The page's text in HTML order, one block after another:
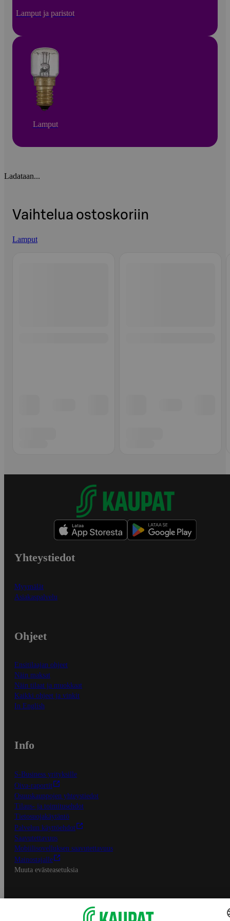
Lamput ja paristot
Lamput
Ladataan...
Vaihtelua ostoskoriin
Lamput
Yhteystiedot
Myymälät
Asiakaspalvelu
Ohjeet
Ensitilaajan ohjeet
Näin maksat
Näin tilaat ja muokkaat
Kaikki ohjeet ja vinkit
In English
Info
S-Business yrityksille
Oiva-raportit
Osuuskauppojen yhteystiedot
Tilaus- ja toimitusehdot
Tietosuojakäytäntö
Palvelun käyttöehdot
Saavutettavuus
Mobiilisovelluksen saavutettavuus
Mainostajalle
Muuta evästeasetuksia
S-ryhmän palvelut